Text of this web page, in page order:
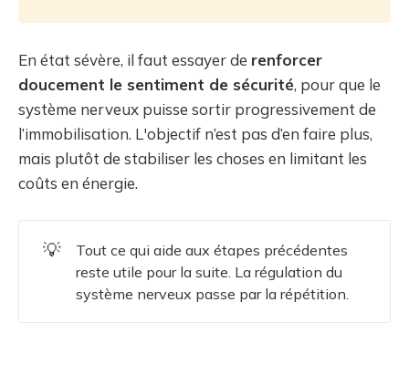
En état sévère, il faut essayer de renforcer
doucement le sentiment de sécurité, pour que le
système nerveux puisse sortir progressivement de
l’immobilisation. L'objectif n’est pas d’en faire plus,
mais plutôt de stabiliser les choses en limitant les
coûts en énergie.
💡
Tout ce qui aide aux étapes précédentes
reste utile pour la suite. La régulation du
système nerveux passe par la répétition.